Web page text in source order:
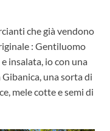
che già vendono
: Gentiluomo
insalata, io con una
una sorta di
mele cotte e semi di